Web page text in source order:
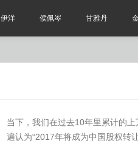
伊洋 侯佩岑 甘雅丹
当下，我们在过去10年里累计的
遍认为“2017年将成为中国股权转让